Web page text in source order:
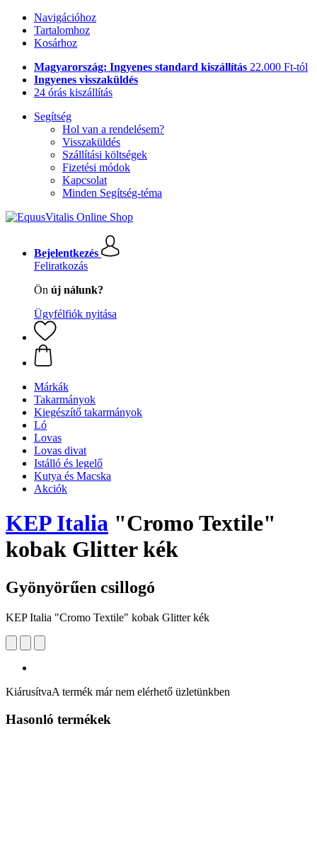
Navigációhoz
Tartalomhoz
Kosárhoz
Magyarország: Ingyenes standard kiszállítás 22.000 Ft-tól
Ingyenes visszaküldés
24 órás kiszállítás
Segítség
Hol van a rendelésem?
Visszaküldés
Szállítási költségek
Fizetési módok
Kapcsolat
Minden Segítség-téma
Bejelentkezés
Feliratkozás
Ön új nálunk?
Ügyfélfiók nyitása
Márkák
Takarmányok
Kiegészítő takarmányok
Ló
Lovas
Lovas divat
Istálló és legelő
Kutya és Macska
Akciók
KEP Italia "Cromo Textile"
kobak Glitter kék
Gyönyörűen csillogó
KEP Italia "Cromo Textile" kobak Glitter kék
KiárusítvaA termék már nem elérhető üzletünkben
Hasonló termékek